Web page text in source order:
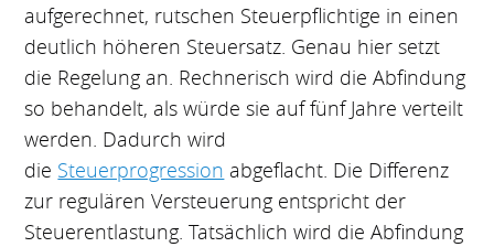
aufgerechnet, rutschen Steuerpflichtige in einen
deutlich höheren Steuersatz. Genau hier setzt
die Regelung an. Rechnerisch wird die Abfindung
so behandelt, als würde sie auf fünf Jahre verteilt
werden. Dadurch wird
die Steuerprogression abgeflacht. Die Differenz
zur regulären Versteuerung entspricht der
Steuerentlastung. Tatsächlich wird die Abfindung